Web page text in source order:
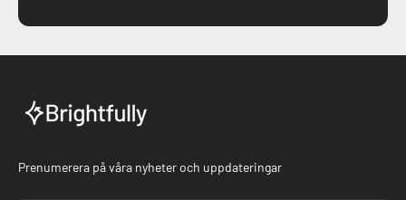
Prenumerera på våra nyheter och uppdateringar